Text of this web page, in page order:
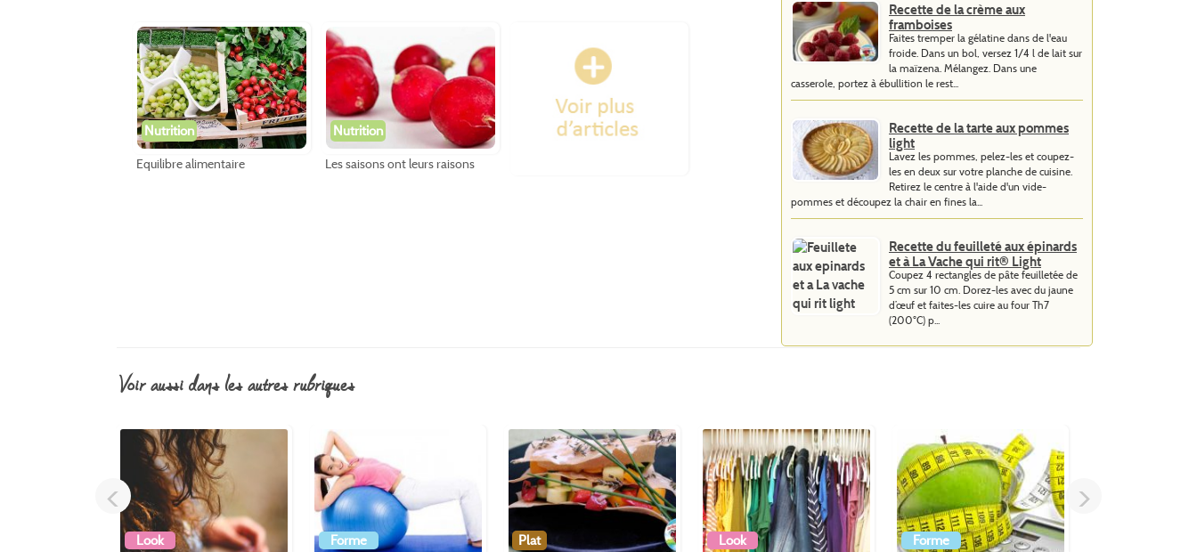
Nutrition
Equilibre alimentaire
Nutrition
Les saisons ont leurs raisons
Recette de la crème aux
framboises
Faites tremper la gélatine dans de l'eau
froide. Dans un bol, versez 1/4 l de lait sur
la maïzena. Mélangez. Dans une
casserole, portez à ébullition le rest...
Recette de la tarte aux pommes
light
Lavez les pommes, pelez-les et coupez-
les en deux sur votre planche de cuisine.
Retirez le centre à l'aide d'un vide-
pommes et découpez la chair en fines la...
Recette du feuilleté aux épinards
et à La Vache qui rit® Light
Coupez 4 rectangles de pâte feuilletée de
5 cm sur 10 cm. Dorez-les avec du jaune
d’œuf et faites-les cuire au four Th7
(200°C) p...
voir aussi dans les autres rubriques
Look Forme Plat Look Forme
< >